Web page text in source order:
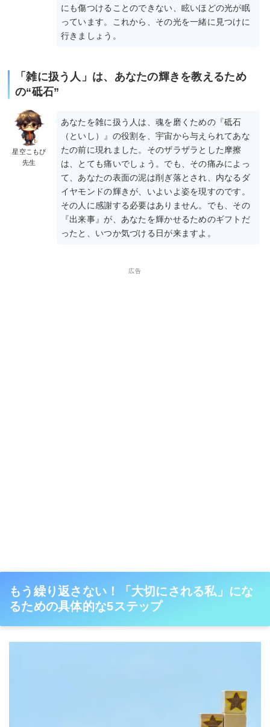
にも傷つけることのできない、眩いほどの光が眠
っています。これから、その光を一緒に見つけに
行きましょう。
「雑に扱う人」は、あなたの輝きを教えるため
の“砥石”
星空こもぴ
先生
あなたを雑に扱う人は、魂を磨くための『砥石
（といし）』の役割を、宇宙から与えられてあな
たの前に現れました。そのザラザラとした摩擦
は、とても痛いでしょう。でも、その痛みによっ
て、あなたの表面の泥は削ぎ落とされ、内なるダ
イヤモンドの輝きが、いよいよ姿を現すのです。
その人に感謝する必要はありません。でも、その
『出来事』が、あなたを輝かせるためのギフトだ
ったと、いつか気づける日が来ますよ。
広告
もう繰り返さない！「大切にされる私」にな
るための具体的な5ステップ